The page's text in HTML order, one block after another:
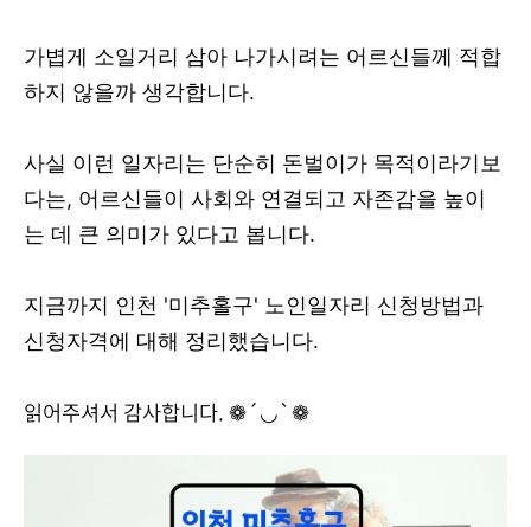
가볍게 소일거리 삼아 나가시려는 어르신들께 적합
하지 않을까 생각합니다.
사실 이런 일자리는 단순히 돈벌이가 목적이라기보
다는, 어르신들이 사회와 연결되고 자존감을 높이
는 데 큰 의미가 있다고 봅니다.
지금까지 인천 '미추홀구' 노인일자리 신청방법과
신청자격에 대해 정리했습니다.
읽어주셔서 감사합니다. ❁´◡`❁